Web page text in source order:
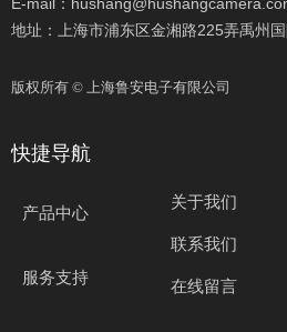
版权所有 © 上海鲁安电子有限公司
地址：上海市浦东区金湘路225弄禹州
产品中心
服务支持
关于我们
联系我们
在线留言
快捷导航